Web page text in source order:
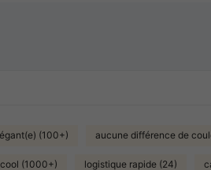
(100+) aucune différence de
(1000+) logistique rapide (24)